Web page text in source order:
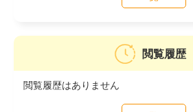
閲覧履歴
閲覧履歴はありません